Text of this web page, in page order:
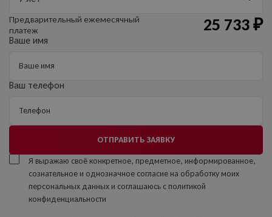
Предварительный ежемесячный
платеж
25 733₽
Ваше имя
Ваш телефон
Я выражаю своё конкретное, предметное, информированное,
сознательное и однозначное согласие на обработку моих
персональных данных и соглашаюсь с политикой
конфиденциальности
ОТПРАВИТЬ ЗАЯВКУ